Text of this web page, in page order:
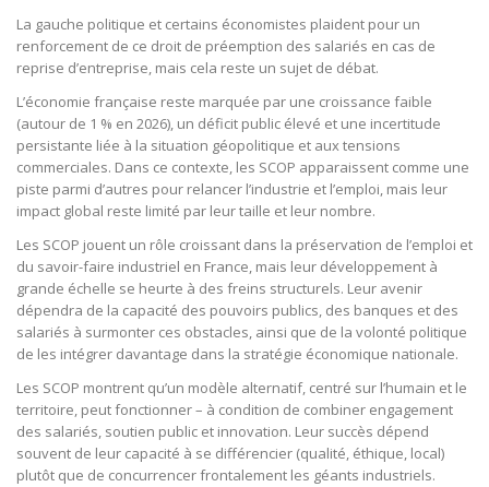
La gauche politique et certains économistes plaident pour un
renforcement de ce droit de préemption des salariés en cas de
reprise d’entreprise, mais cela reste un sujet de débat.
L’économie française reste marquée par une croissance faible
(autour de 1 % en 2026), un déficit public élevé et une incertitude
persistante liée à la situation géopolitique et aux tensions
commerciales. Dans ce contexte, les SCOP apparaissent comme une
piste parmi d’autres pour relancer l’industrie et l’emploi, mais leur
impact global reste limité par leur taille et leur nombre.
Les SCOP jouent un rôle croissant dans la préservation de l’emploi et
du savoir-faire industriel en France, mais leur développement à
grande échelle se heurte à des freins structurels. Leur avenir
dépendra de la capacité des pouvoirs publics, des banques et des
salariés à surmonter ces obstacles, ainsi que de la volonté politique
de les intégrer davantage dans la stratégie économique nationale.
Les SCOP montrent qu’un modèle alternatif, centré sur l’humain et le
territoire, peut fonctionner – à condition de combiner engagement
des salariés, soutien public et innovation. Leur succès dépend
souvent de leur capacité à se différencier (qualité, éthique, local)
plutôt que de concurrencer frontalement les géants industriels.